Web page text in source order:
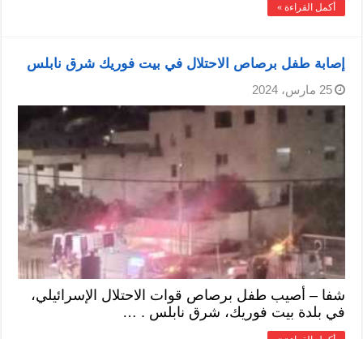
أكمل القراءة »
إصابة طفل برصاص الاحتلال في بيت فوريك شرق نابلس
25 مارس، 2024
شفا – أصيب طفل برصاص قوات الاحتلال الإسرائيلي،
في بلدة بيت فوريك، شرق نابلس . …